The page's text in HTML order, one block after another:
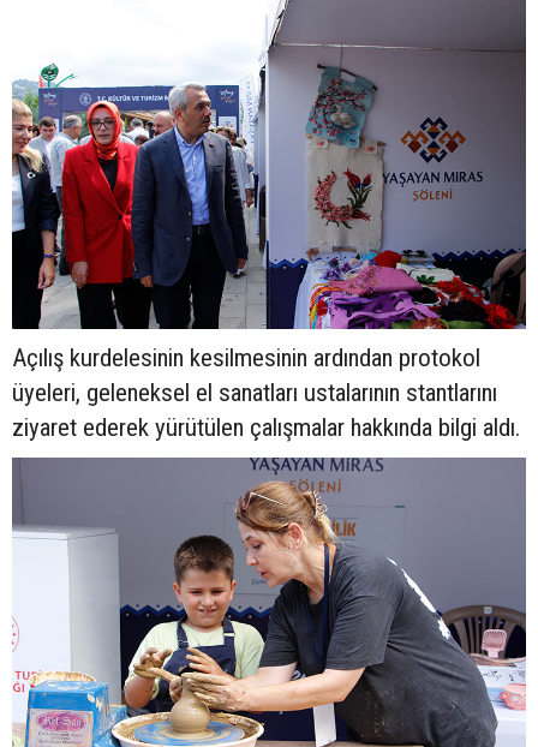
Açılış kurdelesinin kesilmesinin ardından protokol
üyeleri, geleneksel el sanatları ustalarının stantlarını
ziyaret ederek yürütülen çalışmalar hakkında bilgi aldı.